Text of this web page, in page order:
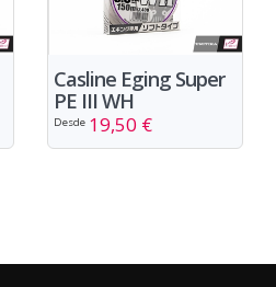
Casline Eging Super
PE III WH
Desde 19,50 €